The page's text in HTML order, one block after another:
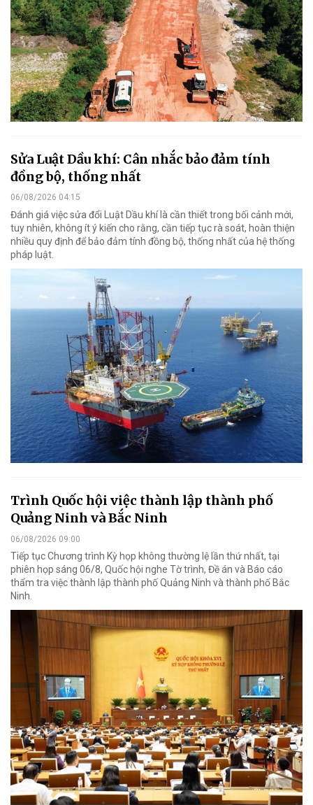
Sửa Luật Dầu khí: Cân nhắc bảo đảm tính
đồng bộ, thống nhất
06/08/2026 04:15
Đánh giá việc sửa đổi Luật Dầu khí là cần thiết trong bối cảnh mới,
tuy nhiên, không ít ý kiến cho rằng, cần tiếp tục rà soát, hoàn thiện
nhiều quy định để bảo đảm tính đồng bộ, thống nhất của hệ thống
pháp luật.
Trình Quốc hội việc thành lập thành phố
Quảng Ninh và Bắc Ninh
06/08/2026 09:00
Tiếp tục Chương trình Kỳ họp không thường lệ lần thứ nhất, tại
phiên họp sáng 06/8, Quốc hội nghe Tờ trình, Đề án và Báo cáo
thẩm tra việc thành lập thành phố Quảng Ninh và thành phố Bắc
Ninh.